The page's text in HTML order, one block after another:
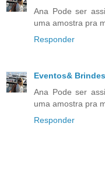
Ana Pode ser
uma amostra pra
Responder
Eventos& Brindes
Ana Pode ser
uma amostra pra
Responder